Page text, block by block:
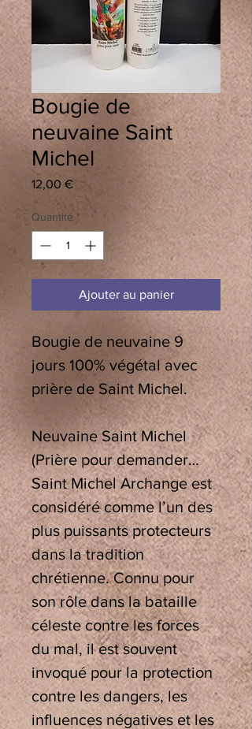
Bougie de
neuvaine Saint
Michel
12,00 €Prix
Quantité *
Ajouter au panier
Bougie de neuvaine 9
jours 100% végétal avec
prière de Saint Michel.
Neuvaine Saint Michel
(Prière pour demander…
Saint Michel Archange est
considéré comme l’un des
plus puissants protecteurs
dans la tradition
chrétienne. Connu pour
son rôle dans la bataille
céleste contre les forces
du mal, il est souvent
invoqué pour la protection
contre les dangers, les
influences négatives et les